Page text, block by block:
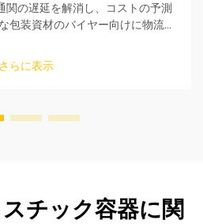
の遅延を解消し、コストの予測
包装資材のバイヤー向けに物流を
あるのかをご説明します。
さらに表示
チック容器に関